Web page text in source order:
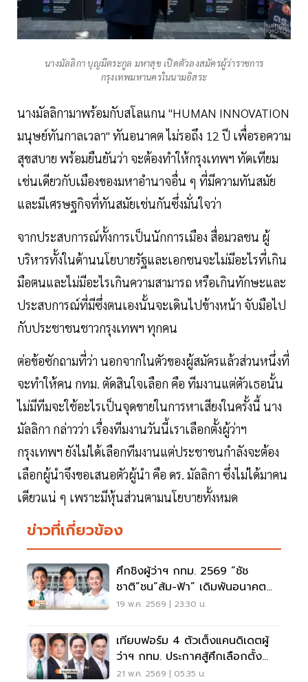
นางมัลลิกา บุญมีตระกูล มหาสุข เปิดตัวลงสมัครผู้ว่าราชการ
กรุงเทพมหานครในนามอิสระ
นางมัลลิกามาพร้อมกับสโลแกน "HUMAN INNOVATION
มนุษย์ทันกาลเวลา" ทันอนาคต ไม่รอถึง 12 ปี เพื่อรอความ
สุขสบาย พร้อมยืนยันว่า จะต้องทําให้กรุงเทพฯ ทัดเทียม
เช่นเดียวกับเมืองของมหาอํานาจอื่น ๆ ที่มีความทันสมัย
และมีเศรษฐกิจที่ทันสมัยเช่นกันซึ่งมั่นใจว่า
จากประสบการณ์ทั้งการเป็นนักการเมือง สื่อมวลชน ผู้
บริหารทั้งในด้านนโยบายรัฐและเอกชนจะไม่มีอะไรที่เกิน
มือตนและไม่มีอะไรเกินความสามารถ หรือเกินทักษะและ
ประสบการณ์ที่มีซึ่งตนเองนั้นจะเดินไปข้างหน้า จับมือไป
กับประชาชนชาวกรุงเทพฯ ทุกคน
ต่อข้อซักถามที่ว่า นอกจากในตัวของผู้สมัครแล้วส่วนหนึ่งที่
จะทำให้คน กทม. ตัดสินใจเลือก คือ ทีมงานแต่ตัวเธอนั้น
ไม่มีทีมจะใช้อะไรเป็นจุดขายในการหาเสียงในครั้งนี้ นาง
มัลลิกา กล่าวว่า เรื่องทีมงานวันนี้เราเลือกตั้งผู้ว่าฯ
กรุงเทพฯ ยังไม่ได้เลือกทีมงานแต่ประชาชนกำลังจะต้อง
เลือกผู้นำจึงขอเสนอตัวผู้นำ คือ ดร. มัลลิกา ซึ่งไม่ได้มาคน
เดียวแน่ ๆ เพราะมีหุ้นส่วนตามนโยบายทั้งหมด
ข่าวที่เกี่ยวข้อง
ศึกชิงผู้ว่าฯ กทม. 2569 “ชัช
ชาติ”ชน“ส้ม-ฟ้า” เดิมพันอนาคต
เมืองหลวง
19 พ.ค. 2569 | 23:30 น.
เทียบฟอร์ม 4 ตัวเต็งแคนดิเดตผู้
ว่าฯ กทม. ประกาศสู้ศึกเลือกตั้ง
2569
21 พ.ค. 2569 | 05:35 น.